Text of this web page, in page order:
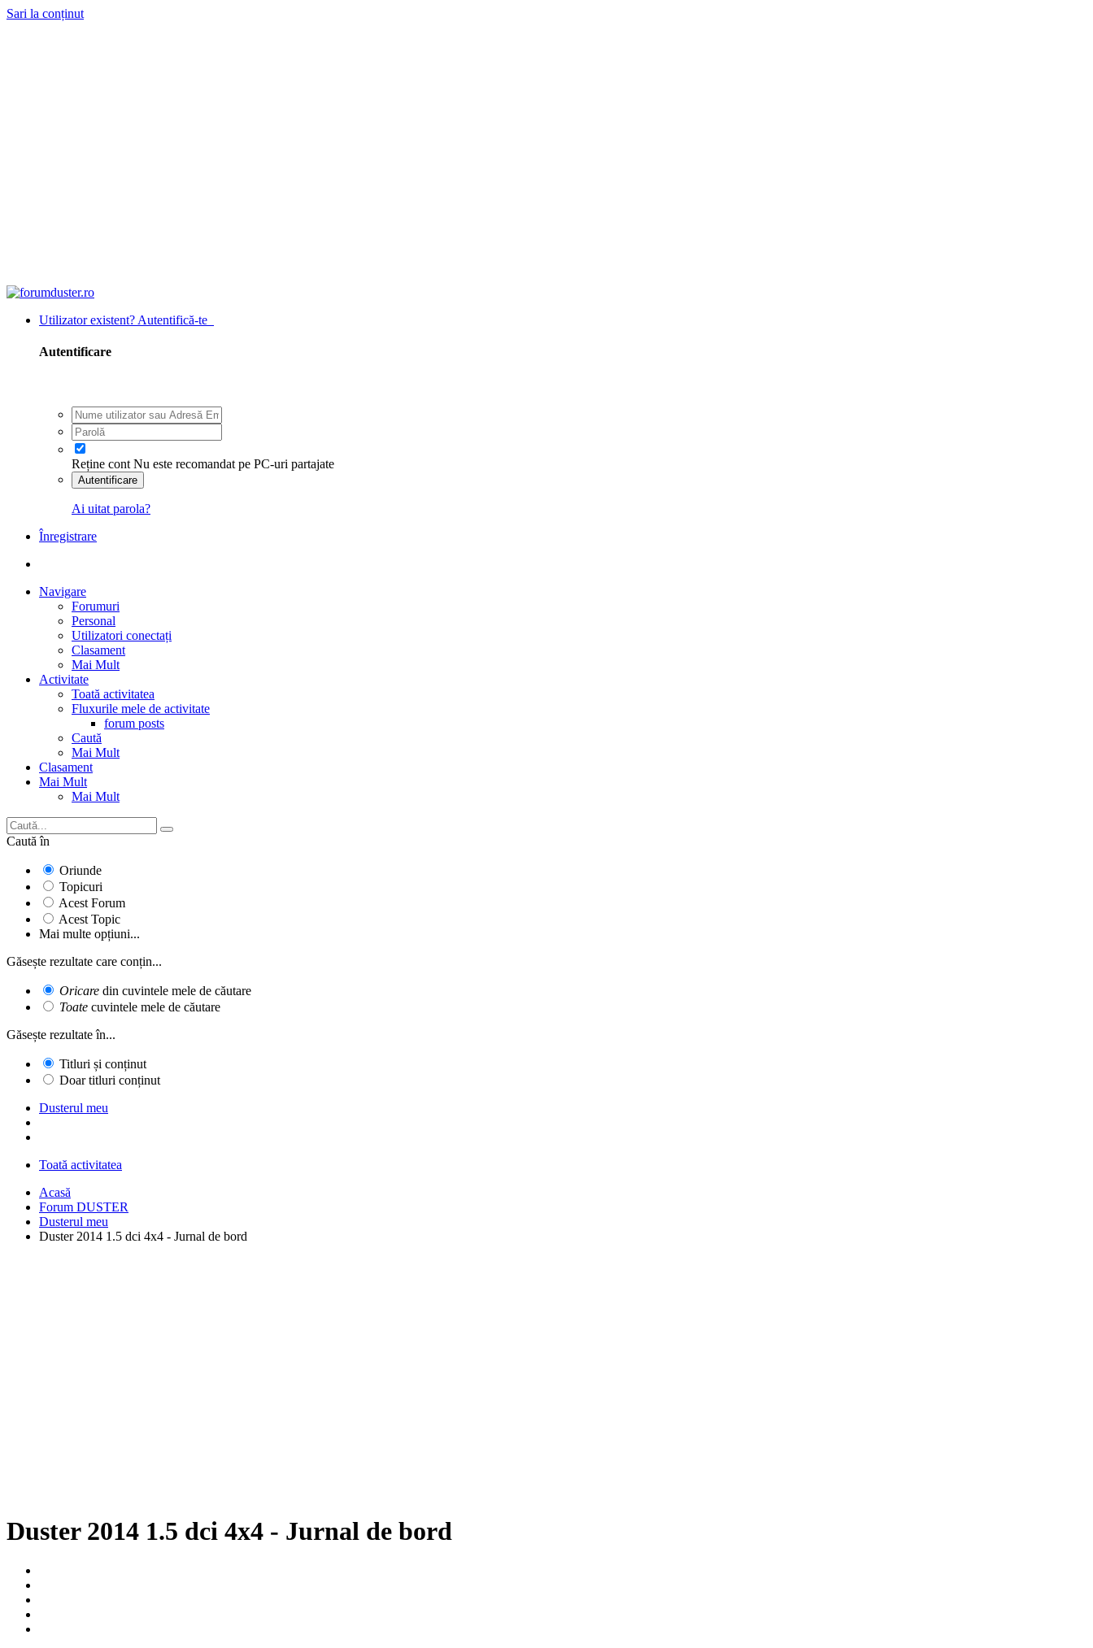
Sari la conținut
Utilizator existent? Autentifică-te
Autentificare
Reține cont Nu este recomandat pe PC-uri partajate
Autentificare
Ai uitat parola?
Înregistrare
Navigare
Forumuri
Personal
Utilizatori conectați
Clasament
Mai Mult
Activitate
Toată activitatea
Fluxurile mele de activitate
forum posts
Caută
Mai Mult
Clasament
Mai Mult
Mai Mult
Caută în
Oriunde
Topicuri
Acest Forum
Acest Topic
Mai multe opțiuni...
Găsește rezultate care conțin...
Oricare din cuvintele mele de căutare
Toate cuvintele mele de căutare
Găsește rezultate în...
Titluri și conținut
Doar titluri conținut
Dusterul meu
Toată activitatea
Acasă
Forum DUSTER
Dusterul meu
Duster 2014 1.5 dci 4x4 - Jurnal de bord
Duster 2014 1.5 dci 4x4 - Jurnal de bord